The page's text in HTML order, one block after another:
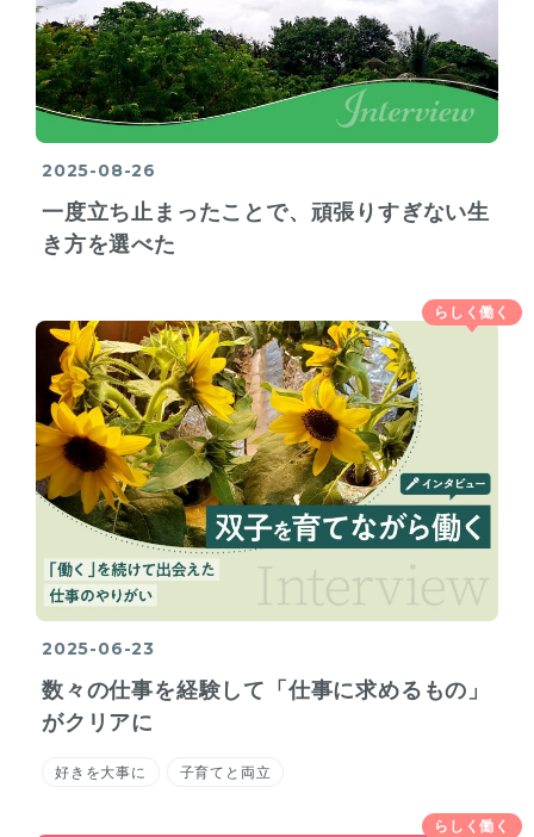
2025-08-26
一度立ち止まったことで、頑張りすぎない生
き方を選べた
2025-06-23
数々の仕事を経験して「仕事に求めるもの」
がクリアに
らしく働く
好きを大事に 子育てと両立
らしく働く